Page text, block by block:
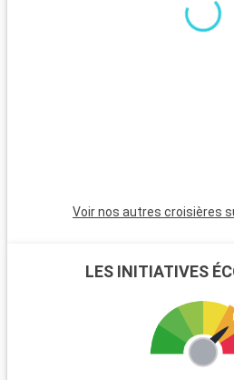
minutes, est incontournable avec
ses plages et son quartier Art Déco.
Voir nos autres croisières
LES INITIATIVES